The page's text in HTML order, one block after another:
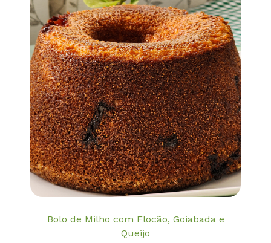
Bolo de Milho com Flocão, Goiabada e
Queijo